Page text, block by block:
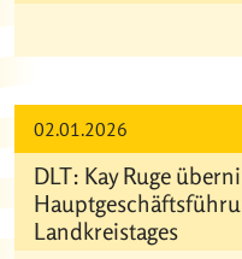
02.01.2026
DLT: Kay Ruge
Landkreistages